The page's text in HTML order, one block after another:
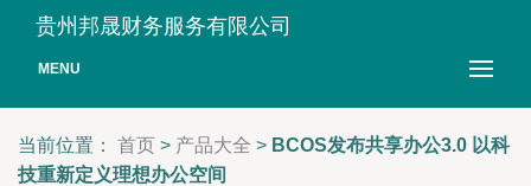
贵州邦晟财务服务有限公司
MENU
当前位置： 首页 > 产品大全 > BCOS发布共享办公3.0 以科
技重新定义理想办公空间